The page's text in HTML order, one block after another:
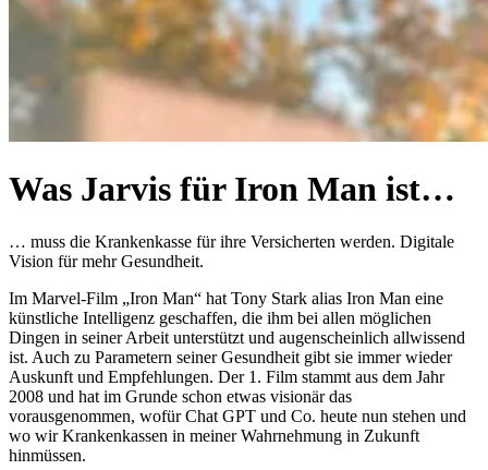
Was Jarvis für Iron Man ist…
… muss die Krankenkasse für ihre Versicherten werden. Digitale
Vision für mehr Gesundheit.
Im Marvel-Film „Iron Man“ hat Tony Stark alias Iron Man eine
künstliche Intelligenz geschaffen, die ihm bei allen möglichen
Dingen in seiner Arbeit unterstützt und augenscheinlich allwissend
ist. Auch zu Parametern seiner Gesundheit gibt sie immer wieder
Auskunft und Empfehlungen. Der 1. Film stammt aus dem Jahr
2008 und hat im Grunde schon etwas visionär das
vorausgenommen, wofür Chat GPT und Co. heute nun stehen und
wo wir Krankenkassen in meiner Wahrnehmung in Zukunft
hinmüssen.